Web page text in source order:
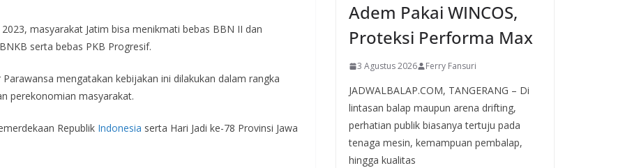
masyarakat Jatim bisa menikmati bebas BBN II dan
serta bebas PKB Progresif.
mengatakan kebijakan ini dilakukan dalam rangka
perekonomian masyarakat.
Republik Indonesia serta Hari Jadi ke-78 Provinsi Jawa
Adem Pakai WINCOS,
Proteksi Performa Max
3 Agustus 2026 Ferry Fansuri
JADWALBALAP.COM, TANGERANG – Di
lintasan balap maupun arena drifting,
perhatian publik biasanya tertuju pada
tenaga mesin, kemampuan pembalap,
hingga kualitas